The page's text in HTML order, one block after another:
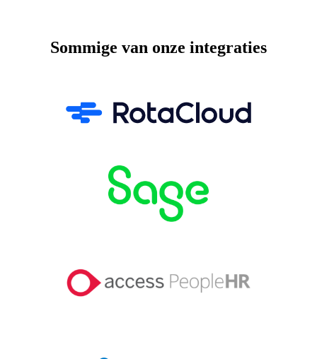
Sommige van onze integraties